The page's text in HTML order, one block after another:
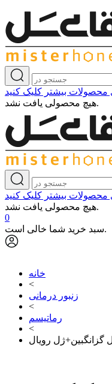
هیچ محصولی یافت نشد.
هیچ محصولی یافت نشد.
0
سبد خرید شما خالی است.
خانه
<
زنبور درمانی
<
رماتیسم
<
گزانگبین+ژل رویال